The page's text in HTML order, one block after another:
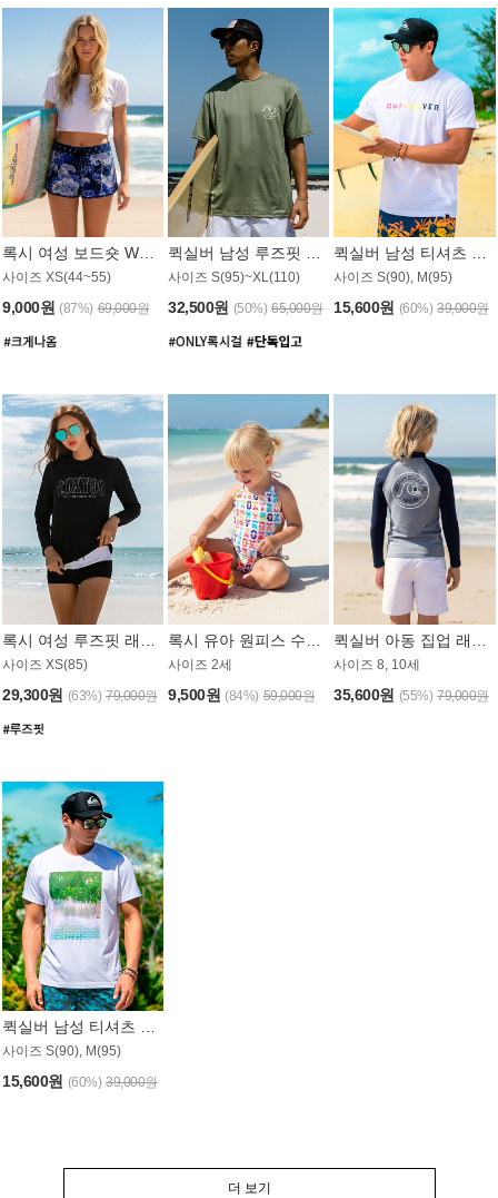
사이즈 XS(44~55)
9,000원 (87%) 69,000원
사이즈 S(95)~XL(110)
32,500원 (50%) 65,000원
사이즈 S(90), M(95)
15,600원 (60%) 39,000원
사이즈 XS(85)
29,300원 (63%) 79,000원
사이즈 2세
9,500원 (84%) 59,000원
사이즈 8, 10세
35,600원 (55%) 79,000원
퀵실버 남성 티셔츠 MST357WQS
사이즈 S(90), M(95)
15,600원 (60%) 39,000원
더 보기